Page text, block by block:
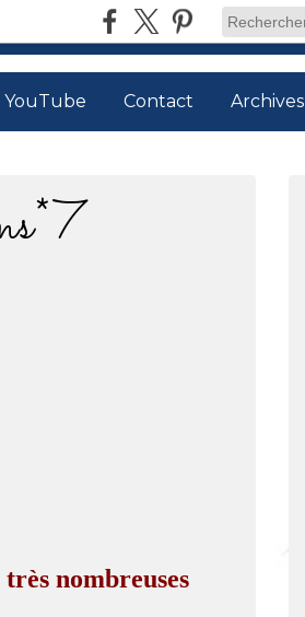
YouTube Contact Archives
nombreuses